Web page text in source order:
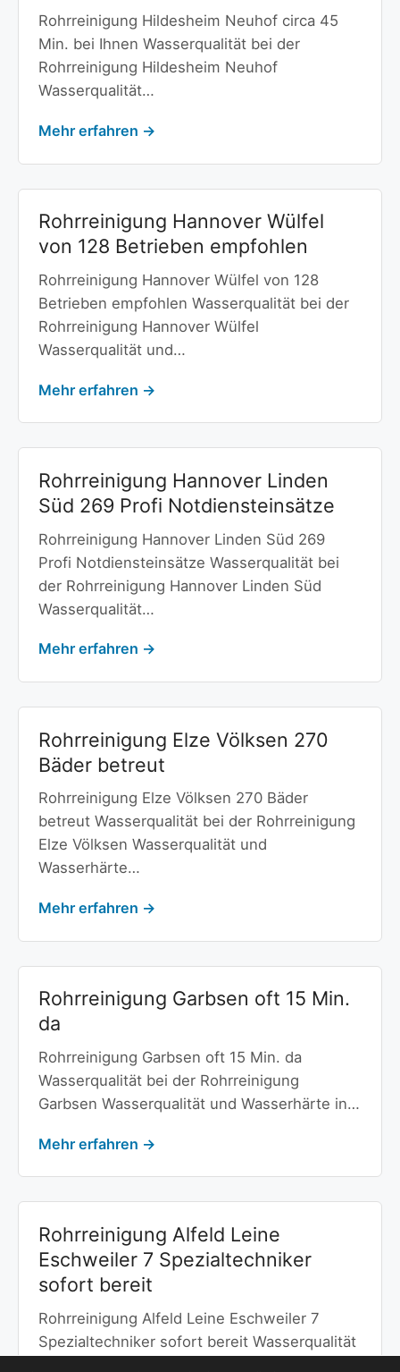
Rohrreinigung Hildesheim Neuhof circa 45
Min. bei Ihnen Wasserqualität bei der
Rohrreinigung Hildesheim Neuhof
Wasserqualität…
Mehr erfahren →
Rohrreinigung Hannover Wülfel
von 128 Betrieben empfohlen
Rohrreinigung Hannover Wülfel von 128
Betrieben empfohlen Wasserqualität bei der
Rohrreinigung Hannover Wülfel
Wasserqualität und…
Mehr erfahren →
Rohrreinigung Hannover Linden
Süd 269 Profi Notdiensteinsätze
Rohrreinigung Hannover Linden Süd 269
Profi Notdiensteinsätze Wasserqualität bei
der Rohrreinigung Hannover Linden Süd
Wasserqualität…
Mehr erfahren →
Rohrreinigung Elze Völksen 270
Bäder betreut
Rohrreinigung Elze Völksen 270 Bäder
betreut Wasserqualität bei der Rohrreinigung
Elze Völksen Wasserqualität und
Wasserhärte…
Mehr erfahren →
Rohrreinigung Garbsen oft 15 Min.
da
Rohrreinigung Garbsen oft 15 Min. da
Wasserqualität bei der Rohrreinigung
Garbsen Wasserqualität und Wasserhärte in…
Mehr erfahren →
Rohrreinigung Alfeld Leine
Eschweiler 7 Spezialtechniker
sofort bereit
Rohrreinigung Alfeld Leine Eschweiler 7
Spezialtechniker sofort bereit Wasserqualität